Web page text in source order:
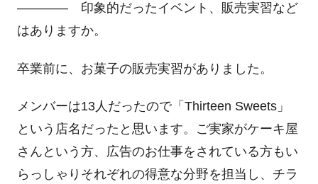
―――― 印象的だったイベント、販売実習など
はありますか。
卒業前に、お菓子の販売実習がありました。
メンバーは13人だったので「Thirteen Sweets」
という店名だったと思います。ご実家がケーキ屋
さんという方、広告のお仕事をされている方もい
らっしゃりそれぞれの得意な分野を担当し、チラ